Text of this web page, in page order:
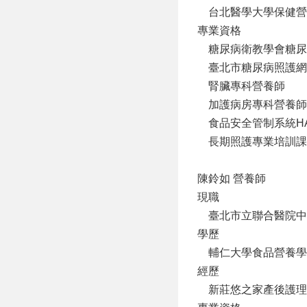
台北醫學大學保健
專業資格
糖尿病衛教學會糖
臺北市糖尿病照護
腎臟專科營養師
加護病房專科營養師
食品安全管制系統
長期照護專業培訓
陳鈴如 營養師
現職
臺北市立聯合醫院
學歷
輔仁大學食品營養
經歷
新莊悠之家產後護